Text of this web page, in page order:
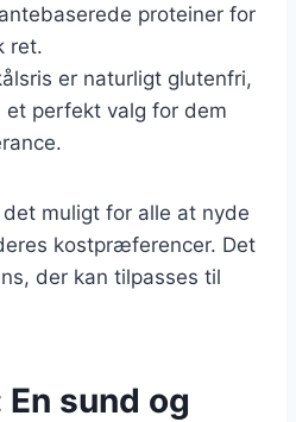
proteiner for
ret.
er naturligt glutenfri,
perfekt valg for dem
muligt for alle at nyde
kostpræferencer. Det
der kan tilpasses til
sund og